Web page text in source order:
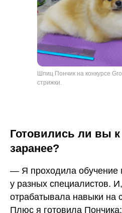
Шпиц Пончик на конкурсе
стрижки.
Готовились ли вы
заранее?
— Я проходила обучение
у разных специалистов.
отрабатывала навыки на
Плюс я готовила